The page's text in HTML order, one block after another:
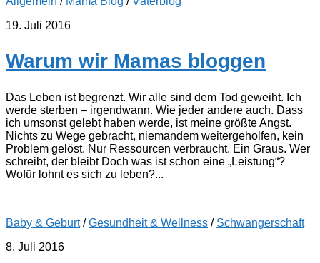
19. Juli 2016
Warum wir Mamas bloggen
Das Leben ist begrenzt. Wir alle sind dem Tod geweiht. Ich
werde sterben – irgendwann. Wie jeder andere auch. Dass
ich umsonst gelebt haben werde, ist meine größte Angst.
Nichts zu Wege gebracht, niemandem weitergeholfen, kein
Problem gelöst. Nur Ressourcen verbraucht. Ein Graus. Wer
schreibt, der bleibt Doch was ist schon eine „Leistung“?
Wofür lohnt es sich zu leben?...
Baby & Geburt/Gesundheit & Wellness / Schwangerschaft
8. Juli 2016